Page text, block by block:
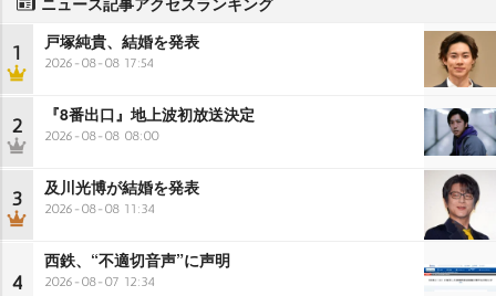
1 戸塚純貴、結婚を発表
2026-08-08 17:54
2 『8番出口』地上波初放送決定
2026-08-08 08:00
3 及川光博が結婚を発表
2026-08-08 11:34
4
西鉄、“不適切音声”に声明
2026-08-07 12:34